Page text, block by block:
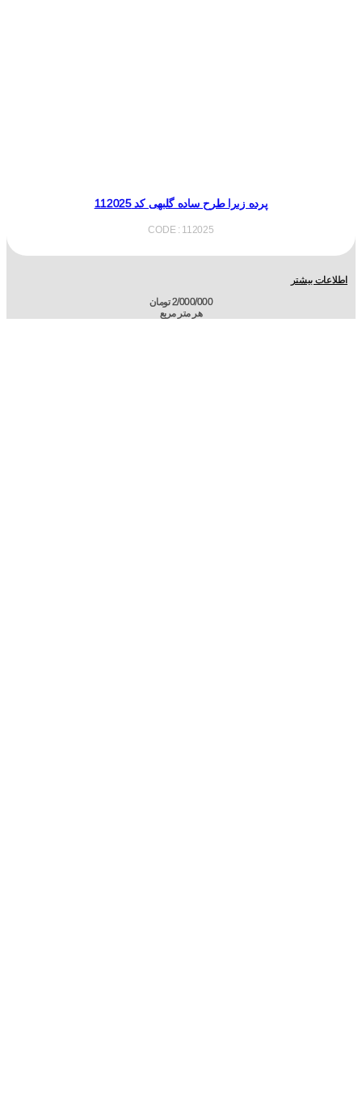
پرده زبرا طرح ساده گلبهی کد 112025
CODE : 112025
اطلاعات بیشتر
2/000/000تومان
هر متر مربع